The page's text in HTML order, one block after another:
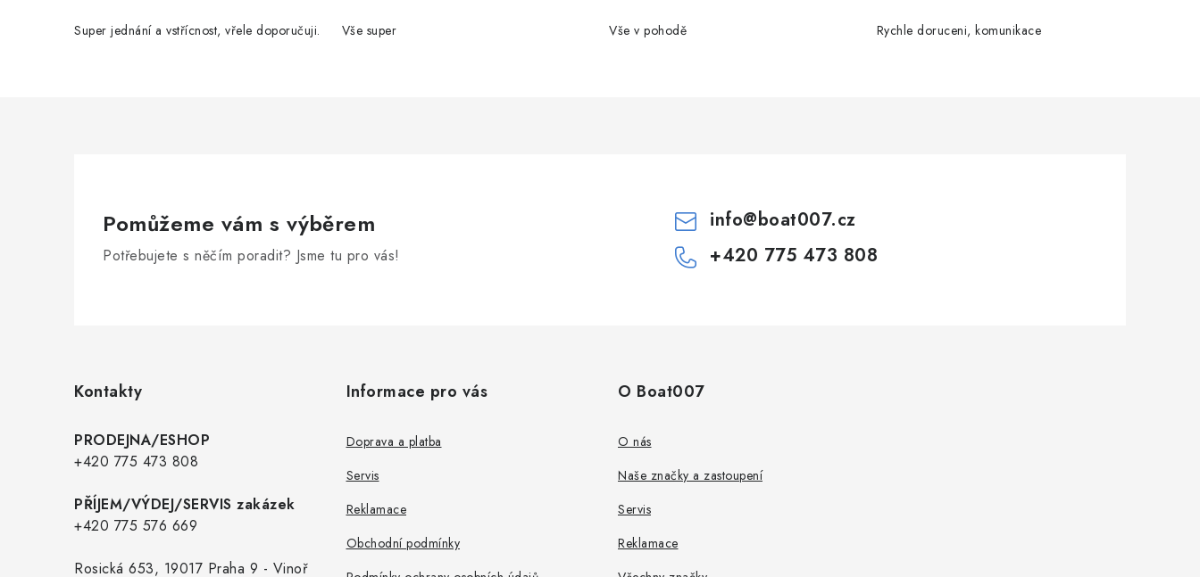
Super jednání a vstřícnost, vřele doporučuji. Vše super Vše v pohodě Rychle doruceni, komunikace
Pomůžeme vám s výběrem
Potřebujete s něčím poradit? Jsme tu pro vás!
info@boat007.cz
+420 775 473 808
Kontakty
PRODEJNA/ESHOP
+420 775 473 808
PŘÍJEM/VÝDEJ/SERVIS zakázek
+420 775 576 669
Rosická 653, 19017 Praha 9 - Vinoř
Informace pro vás
Doprava a platba
Servis
Reklamace
Obchodní podmínky
O Boat007
O nás
Naše značky a zastoupení
Servis
Reklamace